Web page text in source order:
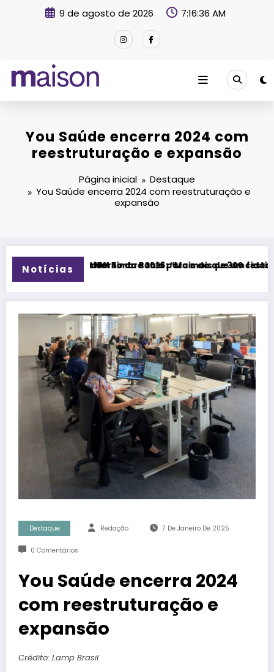
9 de agosto de 2026 7:16:37 AM
Revista Maison
You Saúde encerra 2024 com
reestruturação e expansão
Página inicial
Destaque
You Saúde encerra 2024 com reestruturação e
expansão
Notícias
para mais de 300 cidades neste domingo (9)
2026: “Mais do que um festival, queremos criar um
Festival
Destaque Redação 7 De Janeiro De 2025
0 Comentários
You Saúde encerra 2024
com reestruturação e
expansão
Crédito: Lamp Brasil